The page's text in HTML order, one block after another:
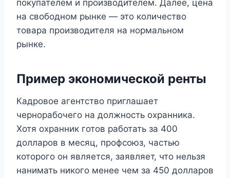
покупателем и производителем. Далее, цена
на свободном рынке — это количество
товара производителя на нормальном
рынке.
Пример экономической ренты
Кадровое агентство приглашает
чернорабочего на должность охранника.
Хотя охранник готов работать за 400
долларов в месяц, профсоюз, частью
которого он является, заявляет, что нельзя
нанимать никого менее чем за 450 долларов